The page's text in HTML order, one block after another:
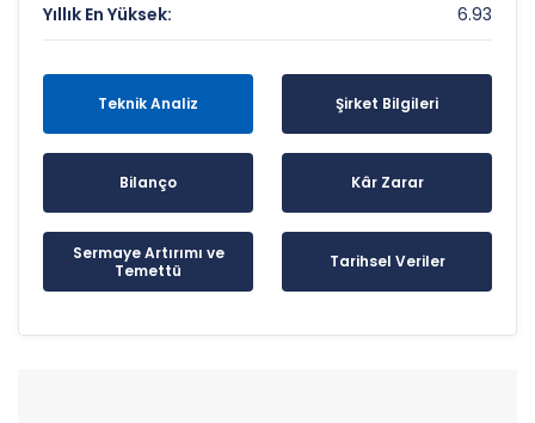
Yıllık En Yüksek: 6.93
Teknik Analiz Şirket Bilgileri
Bilanço Kâr Zarar
Sermaye Artırımı ve
Temettü
Tarihsel Veriler